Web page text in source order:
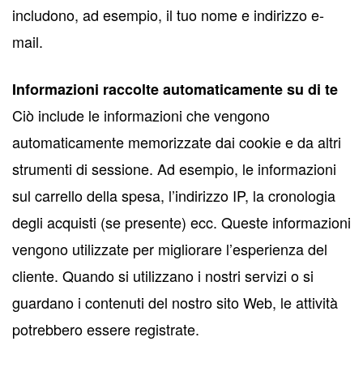
includono, ad esempio, il tuo nome e indirizzo e-
mail.
Informazioni raccolte automaticamente su di te
Ciò include le informazioni che vengono
automaticamente memorizzate dai cookie e da altri
strumenti di sessione. Ad esempio, le informazioni
sul carrello della spesa, l’indirizzo IP, la cronologia
degli acquisti (se presente) ecc. Queste informazioni
vengono utilizzate per migliorare l’esperienza del
cliente. Quando si utilizzano i nostri servizi o si
guardano i contenuti del nostro sito Web, le attività
potrebbero essere registrate.